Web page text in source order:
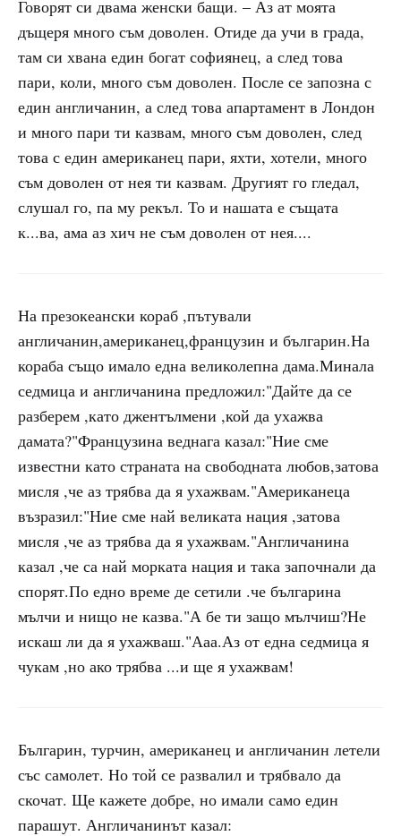
Говорят си двама женски бащи. – Аз ат моята
дъщеря много съм доволен. Отиде да учи в града,
там си хвана един богат софиянец, а след това
пари, коли, много съм доволен. После се запозна с
един англичанин, а след това апартамент в Лондон
и много пари ти казвам, много съм доволен, след
това с един американец пари, яхти, хотели, много
съм доволен от нея ти казвам. Другият го гледал,
слушал го, па му рекъл. То и нашата е същата
к...ва, ама аз хич не съм доволен от нея....
На презокеански кораб ,пътували
англичанин,американец,французин и българин.На
кораба също имало една великолепна дама.Минала
седмица и англичанина предложил:"Дайте да се
разберем ,като джентълмени ,кой да ухажва
дамата?"Французина веднага казал:"Ние сме
известни като страната на свободната любов,затова
мисля ,че аз трябва да я ухажвам."Американеца
възразил:"Ние сме най великата нация ,затова
мисля ,че аз трябва да я ухажвам."Англичанина
казал ,че са най морката нация и така започнали да
спорят.По едно време де сетили .че българина
мълчи и нищо не казва."А бе ти защо мълчиш?Не
искаш ли да я ухажваш."Ааа.Аз от една седмица я
чукам ,но ако трябва ...и ще я ухажвам!
Българин, турчин, американец и англичанин летели
със самолет. Но той се развалил и трябвало да
скочат. Ще кажете добре, но имали само един
парашут. Англичанинът казал: